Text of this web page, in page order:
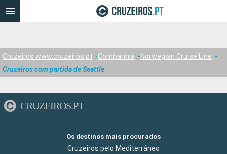
Cruzeiros www.cruzeiros.pt Companhia
Norwegian Cruise Line
Cruzeiros com partida de Seattle
CRUZEIROS.PT
Os destinos mais procurados
Cruzeiros pelo Mediterrâneo